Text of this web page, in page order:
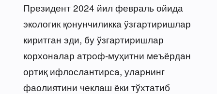
Президент 2024 йил февраль ойида
экологик қонунчиликка ўзгартиришлар
киритган эди, бу ўзгартиришлар
корхоналар атроф-муҳитни меъёрдан
ортиқ ифлослантирса, уларнинг
фаолиятини чеклаш ёки тўхтатиб